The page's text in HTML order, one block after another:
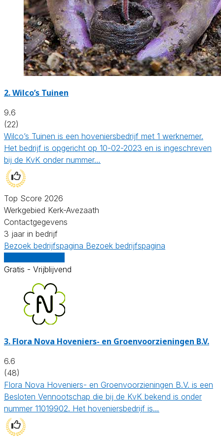
2.Wilco’s Tuinen
9.6
(22)
Wilco’s Tuinen is een hoveniersbedrijf met 1 werknemer.
Het bedrijf is opgericht op 10-02-2023 en is ingeschreven
bij de KvK onder nummer…
Top Score 2026
Werkgebied Kerk-Avezaath
Contactgegevens
3 jaar in bedrijf
Bezoek bedrijfspagina Bezoek bedrijfspagina
Gratis - Vrijblijvend
3. Flora Nova Hoveniers- en Groenvoorzieningen B.V.
6.6
(48)
Flora Nova Hoveniers- en Groenvoorzieningen B.V. is een
Besloten Vennootschap die bij de KvK bekend is onder
nummer 11019902. Het hoveniersbedrijf is…